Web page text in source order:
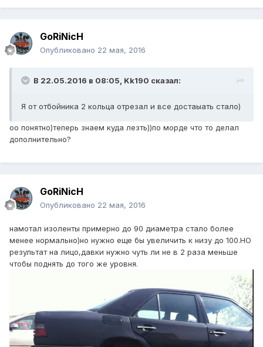
GoRiNicH
Опубликовано 22 мая, 2016
В 22.05.2016 в 08:05, Kk190 сказал:
Я от отбойника 2 кольца отрезал и все достаыать стало)
оо понятно)теперь знаем куда лезть))по морде что то делал
дополнительно?
GoRiNicH
Опубликовано 22 мая, 2016
намотал изоленты примерно до 90 диаметра стало более
менее нормально)но нужно еще бы увеличить к низу до 100.НО
результат на лицо,давки нужно чуть ли не в 2 раза меньше
чтобы поднять до того же уровня.